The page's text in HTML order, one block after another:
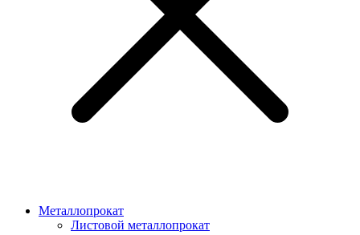
Металлопрокат
Листовой металлопрокат